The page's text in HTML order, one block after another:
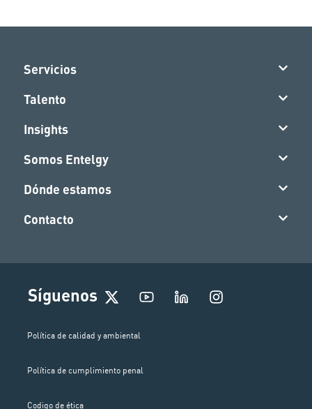
Servicios
Talento
Insights
Somos Entelgy
Dónde estamos
Contacto
Síguenos
I
n
Política de calidad y ambiental
Política de cumplimiento penal
Codigo de ética